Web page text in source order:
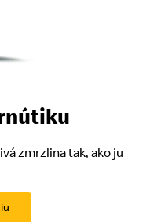
zmrzlina tak, ako ju